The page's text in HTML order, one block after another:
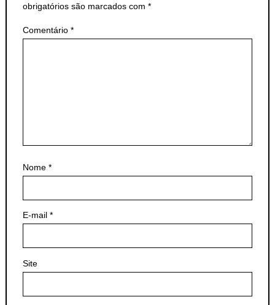
obrigatórios são marcados com *
Comentário *
Nome *
E-mail *
Site